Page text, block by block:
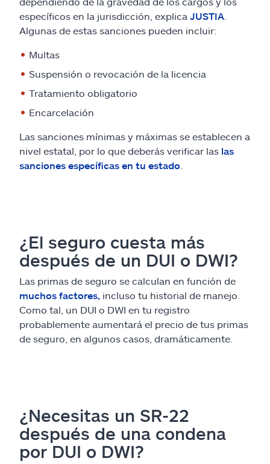
específicos en la jurisdicción, explica JUSTIA
Algunas de estas sanciones pueden incluir:
Multas
Suspensión o revocación de la licencia
Tratamiento obligatorio
Encarcelación
Las sanciones mínimas y máximas se establecen a
nivel estatal, por lo que deberás verificar las las
sanciones específicas en tu estado
¿El seguro cuesta más
después de un DUI o DWI?
Las primas de seguro se calculan en función de
muchos factores, incluso tu historial de manejo.
Como tal, un DUI o DWI en tu registro
probablemente aumentará el precio de tus primas
de seguro, en algunos casos, dramáticamente.
¿Necesitas un SR-22
después de una condena
por DUI o DWI?